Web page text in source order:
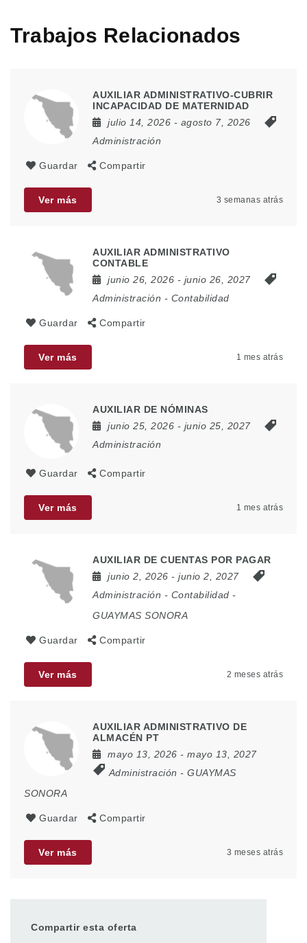
Trabajos Relacionados
AUXILIAR ADMINISTRATIVO-CUBRIR
INCAPACIDAD DE MATERNIDAD
julio 14, 2026 - agosto 7, 2026
Administración
Guardar Compartir
Ver más 3 semanas atrás
AUXILIAR ADMINISTRATIVO
CONTABLE
junio 26, 2026 - junio 26, 2027
Administración - Contabilidad
Guardar Compartir
Ver más 1 mes atrás
AUXILIAR DE NÓMINAS
junio 25, 2026 - junio 25, 2027
Administración
Guardar Compartir
Ver más 1 mes atrás
AUXILIAR DE CUENTAS POR PAGAR
junio 2, 2026 - junio 2, 2027
Administración - Contabilidad -
GUAYMAS SONORA
Guardar Compartir
Ver más 2 meses atrás
AUXILIAR ADMINISTRATIVO DE
ALMACÉN PT
mayo 13, 2026 - mayo 13, 2027
Administración - GUAYMAS
SONORA
Guardar Compartir
Ver más 3 meses atrás
Compartir esta oferta